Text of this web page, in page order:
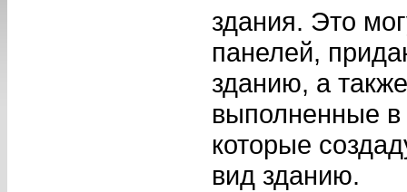
здания. Это
панелей,
зданию, а
выполненные в
которые
вид зданию.